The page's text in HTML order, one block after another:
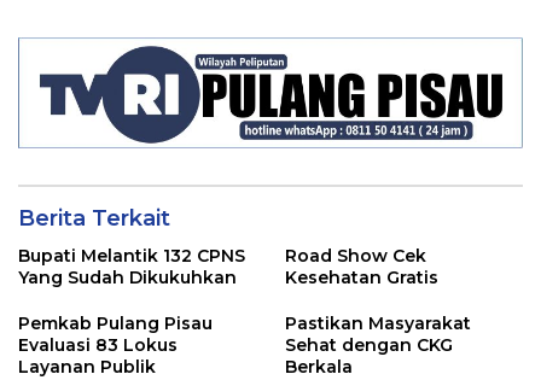
Berita Terkait
Bupati Melantik 132 CPNS
Yang Sudah Dikukuhkan
Road Show Cek
Kesehatan Gratis
Pemkab Pulang Pisau
Evaluasi 83 Lokus
Layanan Publik
Pastikan Masyarakat
Sehat dengan CKG
Berkala